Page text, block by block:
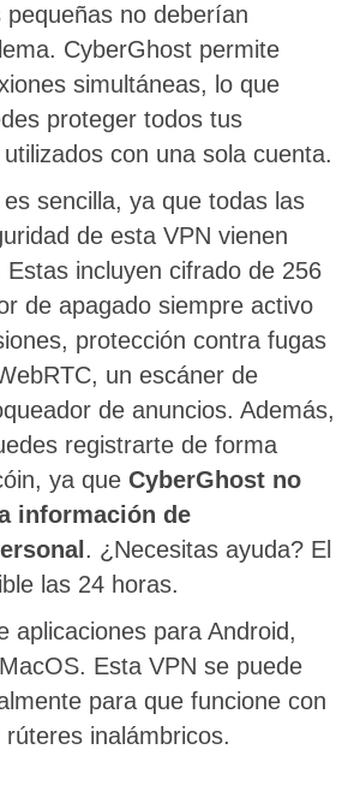
no deberían
CyberGhost permite
simultáneas, lo que
proteger todos tus
con una sola cuenta.
sencilla, ya que todas las
de esta VPN vienen
incluyen cifrado de 256
de apagado siempre activo
protección contra fugas
un escáner de
de anuncios. Además,
registrarte de forma
ya que CyberGhost no
información de
. ¿Necesitas ayuda? El
las 24 horas.
aplicaciones para Android,
Esta VPN se puede
para que funcione con
inalámbricos.